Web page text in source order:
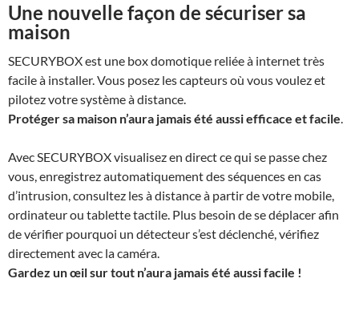
Une nouvelle façon de sécuriser sa
maison
SECURYBOXest une box domotique reliée à internet très
facile à installer. Vous posez les capteurs où vous voulez et
pilotez votre système à distance.
Protéger sa maison n’aura jamais été aussi efficace et facile.
AvecSECURYBOXvisualisez en direct ce qui se passe chez
vous, enregistrez automatiquement des séquences en cas
d’intrusion, consultez les à distance à partir de votre mobile,
ordinateur ou tablette tactile. Plus besoin de se déplacer afin
de vérifier pourquoi un détecteur s’est déclenché, vérifiez
directement avec la caméra.
Gardez un œil sur tout n’aura jamais été aussi facile !